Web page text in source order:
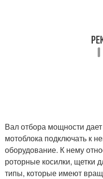
Вал отбора мощности
мотоблока подключать к
оборудование. К нему
роторные косилки, щетки
типы, которые имеют